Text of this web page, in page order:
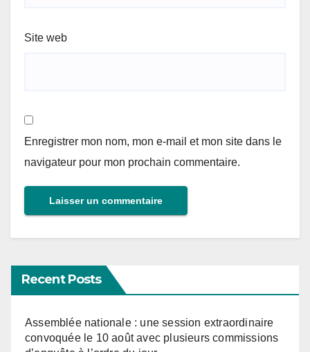
Site web
Enregistrer mon nom, mon e-mail et mon site dans le
navigateur pour mon prochain commentaire.
Recent Posts
Assemblée nationale : une session extraordinaire
convoquée le 10 août avec plusieurs commissions